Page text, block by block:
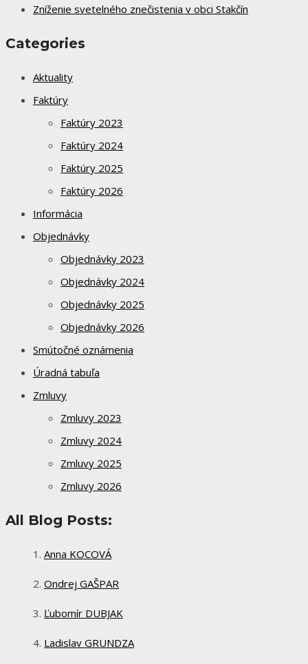
Zníženie svetelného znečistenia v obci Stakčín
Categories
Aktuality
Faktúry
Faktúry 2023
Faktúry 2024
Faktúry 2025
Faktúry 2026
Informácia
Objednávky
Objednávky 2023
Objednávky 2024
Objednávky 2025
Objednávky 2026
Smútočné oznámenia
Úradná tabuľa
Zmluvy
Zmluvy 2023
Zmluvy 2024
Zmluvy 2025
Zmluvy 2026
All Blog Posts:
Anna KOCOVÁ
Ondrej GAŠPAR
Ľubomír DUBJAK
Ladislav GRUNDZA